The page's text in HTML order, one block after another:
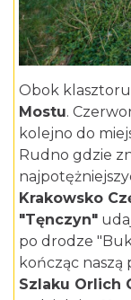
Obok
Mostu.
kolejno do
Rudno gdzie
Krakowsko
"Tęnczyn"
po drodze
kończąc
Szlaku Orlich